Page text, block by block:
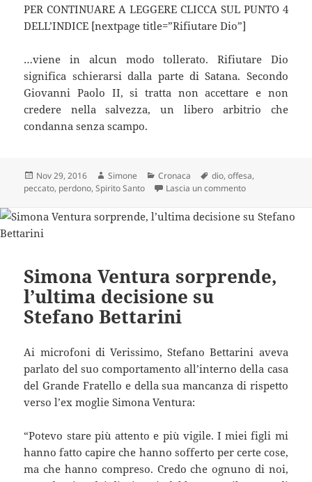
PER CONTINUARE A LEGGERE CLICCA SUL PUNTO 4
DELL’INDICE [nextpage title=”Rifiutare Dio”]
…viene in alcun modo tollerato. Rifiutare Dio
significa schierarsi dalla parte di Satana. Secondo
Giovanni Paolo II, si tratta non accettare e non
credere nella salvezza, un libero arbitrio che
condanna senza scampo.
Scritto
il
Nov 29, 2016 Autore
Simone Categorie
Cronaca Tag
dio,offesa,
peccato, perdono,Spirito Santo Lascia un commentosu C’è un solo
Simona Ventura sorprende,
l’ultima decisione su
Stefano Bettarini
Ai microfoni di Verissimo, Stefano Bettarini aveva
parlato del suo comportamento all’interno della casa
del Grande Fratello e della sua mancanza di rispetto
verso l’ex moglie Simona Ventura:
“Potevo stare più attento e più vigile. I miei figli mi
hanno fatto capire che hanno sofferto per certe cose,
ma che hanno compreso. Credo che ognuno di noi,